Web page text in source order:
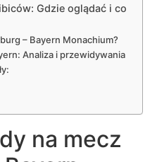
Gdzie oglądać i co
– Bayern Monachium?
Analiza i przewidywania
na mecz